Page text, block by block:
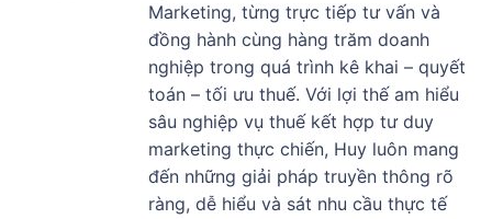
Marketing, từng trực tiếp tư vấn và
đồng hành cùng hàng trăm doanh
nghiệp trong quá trình kê khai – quyết
toán – tối ưu thuế. Với lợi thế am hiểu
sâu nghiệp vụ thuế kết hợp tư duy
marketing thực chiến, Huy luôn mang
đến những giải pháp truyền thông rõ
ràng, dễ hiểu và sát nhu cầu thực tế